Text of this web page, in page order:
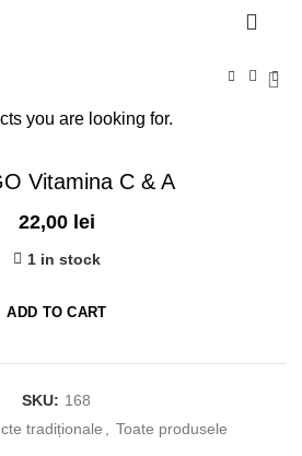
Vitamina C & A
22,00 lei
1 in stock
ADD TO CART
SKU: 168
tradiționale Toate produsele
you are looking for.